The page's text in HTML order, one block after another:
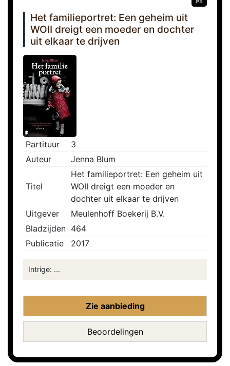
Het familieportret: Een geheim uit
WOII dreigt een moeder en dochter
uit elkaar te drijven
Partituur
3
Auteur
Jenna Blum
Titel
Het familieportret: Een geheim uit
WOII dreigt een moeder en
dochter uit elkaar te drijven
Uitgever
Meulenhoff Boekerij B.V.
Bladzijden 464
Publicatie
2017
Intrige: ...
Zie aanbieding
Beoordelingen